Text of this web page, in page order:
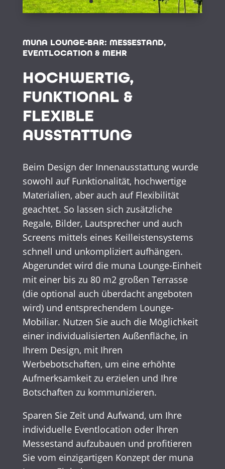
MUNA LOUNGE-BAR: MESSESTAND,
EVENTLOCATION & MEHR
HOCHWERTIG,
FUNKTIONAL &
FLEXIBLE
AUSSTATTUNG
Beim Design der Innenausstattung wurde
sowohl auf Funktionalität, hochwertige
Materialien, aber auch auf Flexibilität
geachtet. So lassen sich zusätzliche
Regale, Bilder, Lautsprecher und auch
Screens mittels eines Keilleistensystems
schnell und unkompliziert aufhängen.
Abgerundet wird die muna Lounge-Einheit
mit einer bis zu 80 m2 großen Terrasse
(die optional auch überdacht angeboten
wird) und entsprechendem Lounge-
Mobiliar. Nutzen Sie auch die Möglichkeit
einer individualisierten Außenfläche, in
Ihrem Design, mit Ihren
Werbebotschaften, um eine erhöhte
Aufmerksamkeit zu erzielen und Ihre
Botschaften zu kommunizieren.
Sparen Sie Zeit und Aufwand, um Ihre
individuelle Eventlocation oder Ihren
Messestand aufzubauen und profitieren
Sie vom einzigartigen Konzept der muna